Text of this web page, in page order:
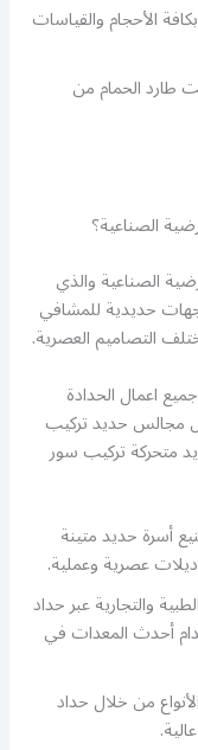
الأحجام والقياسات
طارد الحمام من
الصناعية؟
الصناعية والذي
حديدية للمشافي
التصاميم العصرية.
جميع اعمال الحدادة
مجالس حديد تركيب
متحركة تركيب سور
أسرة حديد متينة
عصرية وعملية.
والتجارية عبر حداد
أحدث المعدات في
من خلال حداد